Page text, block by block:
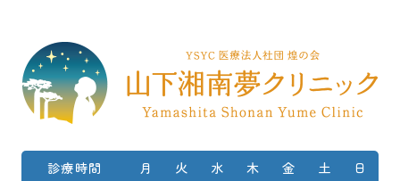
診療時間 月 火 水 木 金 土 日